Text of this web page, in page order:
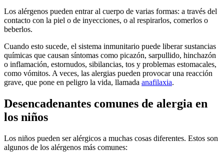
Los alérgenos pueden entrar al cuerpo de varias formas: a través del
contacto con la piel o de inyecciones, o al respirarlos, comerlos o
beberlos.
Cuando esto sucede, el sistema inmunitario puede liberar sustancias
químicas que causan síntomas como picazón, sarpullido, hinchazón
o inflamación, estornudos, sibilancias, tos y problemas estomacales,
como vómitos. A veces, las alergias pueden provocar una reacción
grave, que pone en peligro la vida, llamada anafilaxia.
Desencadenantes comunes de alergia en
los niños
Los niños pueden ser alérgicos a muchas cosas diferentes. Estos son
algunos de los alérgenos más comunes: